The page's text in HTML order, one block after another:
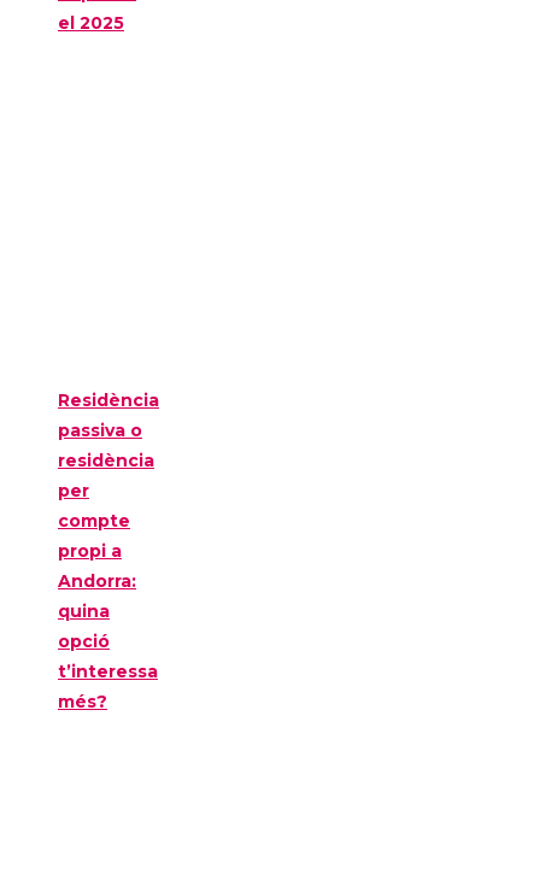
el 2025
Residència
passiva o
residència
per
compte
propi a
Andorra:
quina
opció
t’interessa
més?